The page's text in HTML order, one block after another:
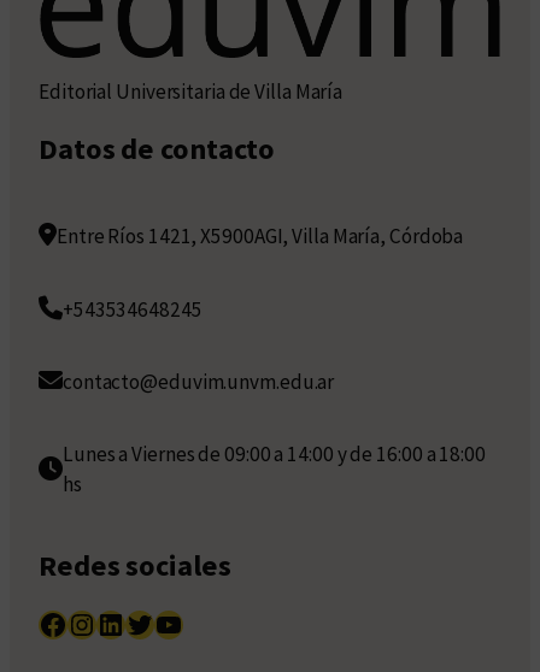
Editorial Universitaria de Villa María
Datos de contacto
Entre Ríos 1421, X5900AGI, Villa María, Córdoba
+543534648245
contacto@eduvim.unvm.edu.ar
Lunes a Viernes de 09:00 a 14:00 y de 16:00 a 18:00
hs
Redes sociales
Facebook InstagramLinkedIn Twitter YouTube